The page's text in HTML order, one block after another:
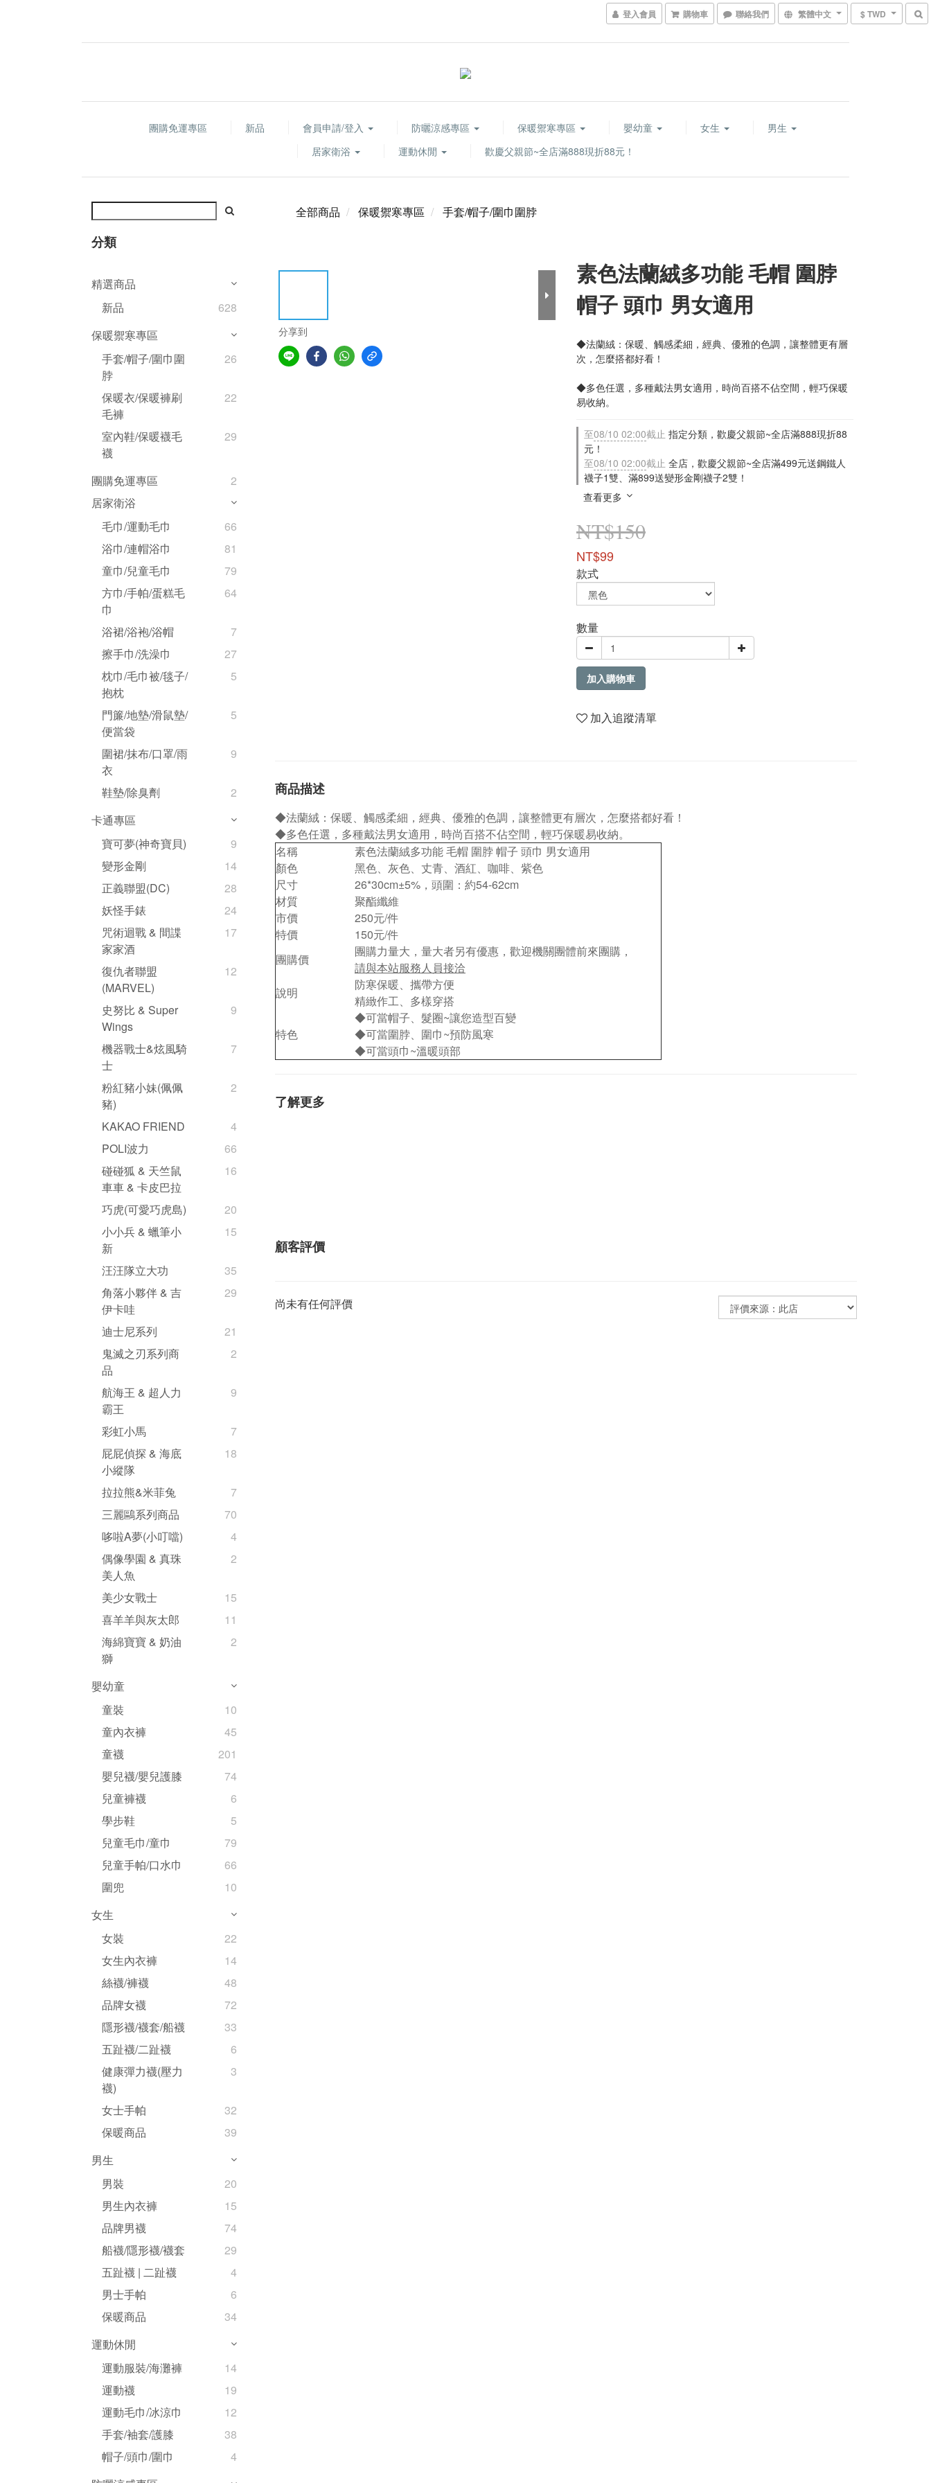
登入會員 購物車 聯絡我們 繁體中文 $ TWD
團購免運專區 新品 會員申請/登入 防曬涼感專區 保暖禦寒專區 嬰幼童 女生
男生
居家衛浴
運動休閒 歡慶父親節~全店滿888現折88元！
分類
精選商品
新品
628
保暖禦寒專區
手套/帽子/圍巾圍
脖
26
保暖衣/保暖褲刷
毛褲
22
室內鞋/保暖襪毛
襪
29
團購免運專區
2
居家衛浴
毛巾/運動毛巾
66
浴巾/連帽浴巾
81
童巾/兒童毛巾
79
方巾/手帕/蛋糕毛
巾
64
浴裙/浴袍/浴帽
7
擦手巾/洗澡巾
27
枕巾/毛巾被/毯子/
抱枕
5
門簾/地墊/滑鼠墊/
便當袋
5
圍裙/抹布/口罩/雨
衣
9
鞋墊/除臭劑
2
卡通專區
寶可夢(神奇寶貝)
9
變形金剛
14
正義聯盟(DC)
28
妖怪手錶
24
咒術迴戰 & 間諜
家家酒
17
復仇者聯盟
(MARVEL)
12
史努比 & Super
Wings
9
機器戰士&炫風騎
士
7
粉紅豬小妹(佩佩
豬)
2
KAKAO FRIEND
4
POLI波力
66
碰碰狐 & 天竺鼠
車車 & 卡皮巴拉
16
巧虎(可愛巧虎島)
20
小小兵 & 蠟筆小
新
15
汪汪隊立大功
35
角落小夥伴 & 吉
伊卡哇
29
迪士尼系列
21
鬼滅之刃系列商
品
2
航海王 & 超人力
霸王
9
彩虹小馬
7
屁屁偵探 & 海底
小縱隊
18
拉拉熊&米菲兔
7
三麗鷗系列商品
70
哆啦A夢(小叮噹)
4
偶像學園 & 真珠
美人魚
2
美少女戰士
15
喜羊羊與灰太郎
11
海綿寶寶 & 奶油
獅
2
嬰幼童
童裝
10
童內衣褲
45
童襪
201
嬰兒襪/嬰兒護膝
74
兒童褲襪
6
學步鞋
5
兒童毛巾/童巾
79
兒童手帕/口水巾
66
圍兜
10
女生
女裝
22
女生內衣褲
14
絲襪/褲襪
48
品牌女襪
72
隱形襪/襪套/船襪
33
五趾襪/二趾襪
6
健康彈力襪(壓力
襪)
3
女士手帕
32
保暖商品
39
男生
男裝
20
男生內衣褲
15
品牌男襪
74
船襪/隱形襪/襪套
29
五趾襪 | 二趾襪
4
男士手帕
6
保暖商品
34
運動休閒
運動服裝/海灘褲
14
運動襪
19
運動毛巾/冰涼巾
12
手套/袖套/護膝
38
帽子/頭巾/圍巾
4
全部商品 保暖禦寒專區 手套/帽子/圍巾圍脖
分享到
素色法蘭絨多功能 毛帽 圍脖
帽子 頭巾 男女適用
◆法蘭絨：保暖、觸感柔細，經典、優雅的色調，讓整體更有層
次，怎麼搭都好看！
◆多色任選，多種戴法男女適用，時尚百搭不佔空間，輕巧保暖
易收納。
至08/10 02:00截止 指定分類，歡慶父親節~全店滿888現折88
元！
至08/10 02:00截止 全店，歡慶父親節~全店滿499元送鋼鐵人
襪子1雙、滿899送變形金剛襪子2雙！
查看更多
NT$150
NT$99
款式
數量
加入購物車
加入追蹤清單
商品描述
◆法蘭絨：保暖、觸感柔細，經典、優雅的色調，讓整體更有層次，怎麼搭都好看！
◆多色任選，多種戴法男女適用，時尚百搭不佔空間，輕巧保暖易收納。
名稱
素色法蘭絨多功能 毛帽 圍脖 帽子 頭巾 男女適用
顏色
黑色、灰色、丈青、酒紅、咖啡、紫色
尺寸
26*30cm±5% ，頭圍：約54-62cm
材質
聚酯纖維
市價
250元/件
特價
150元/件
團購價
團購力量大，量大者另有優惠，歡迎機關團體前來團購，
請與本站服務人員接洽
說明
防寒保暖、攜帶方便
精緻作工、多樣穿搭
特色
◆可當帽子、髮圈~讓您造型百變
◆可當圍脖、圍巾~預防風寒
◆可當頭巾~溫暖頭部
了解更多
顧客評價
尚未有任何評價